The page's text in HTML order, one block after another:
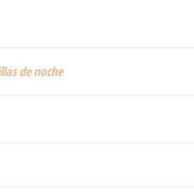
de noche